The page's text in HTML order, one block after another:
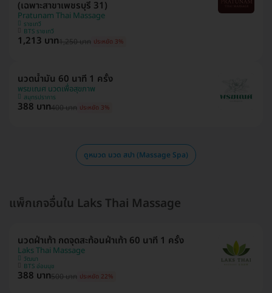
(เฉพาะสาขาเพชรบุรี 31)
Pratunam Thai Massage
ราชเทวี
BTS ราชเทวี
1,213 บาท1,250 บาท ประหยัด 3%
นวดน้ำมัน 60 นาที 1 ครั้ง
พรฆเณศ นวดเพื่อสุขภาพ
สมุทรปราการ
388 บาท400 บาท ประหยัด 3%
ดูหมวด นวด สปา (Massage Spa)
แพ็กเกจอื่นใน Laks Thai Massage
นวดฝ่าเท้า กดจุดสะท้อนฝ่าเท้า 60 นาที 1 ครั้ง
Laks Thai Massage
วัฒนา
BTS อ่อนนุช
388 บาท500 บาท ประหยัด 22%